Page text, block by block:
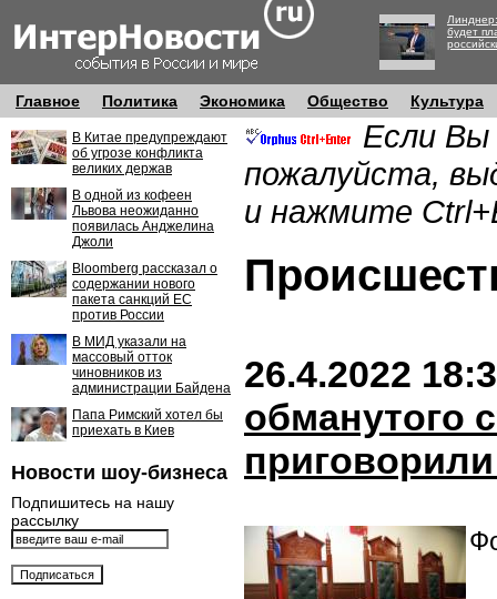
будет
Главное Политика Экономика Общество Культура
В Китае предупреждают
об угрозе конфликта
великих держав
В одной из кофеен
Львова неожиданно
появилась Анджелина
Джоли
Bloomberg рассказал о
содержании нового
пакета санкций ЕС
против России
В МИД указали на
массовый отток
чиновников из
администрации Байдена
Папа Римский хотел бы
приехать в Киев
Новости шоу-бизнеса
Подпишитесь на нашу
рассылку
Если Вы
пожалуйста,
и нажмите
26.4.2022
обманутого